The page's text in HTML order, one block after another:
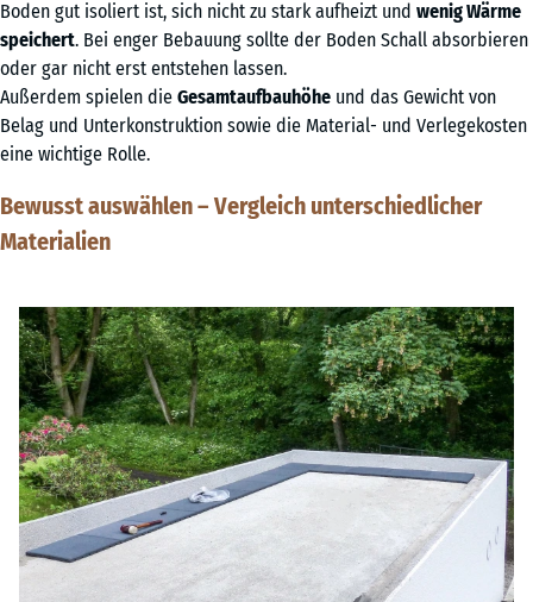
Boden gut isoliert ist, sich nicht zu stark aufheizt und wenig Wärme
speichert. Bei enger Bebauung sollte der Boden Schall absorbieren
oder gar nicht erst entstehen lassen.
Außerdem spielen die Gesamtaufbauhöhe und das Gewicht von
Belag und Unterkonstruktion sowie die Material- und Verlegekosten
eine wichtige Rolle.
Bewusst auswählen – Vergleich unterschiedlicher
Materialien